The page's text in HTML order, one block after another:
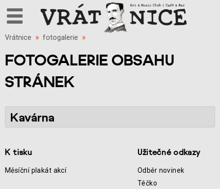
Vrátnice » fotogalerie »
FOTOGALERIE OBSAHU
STRÁNEK
Kavárna
K tisku
Měsíční plakát akcí
Užitečné odkazy
Odběr novinek
Téčko